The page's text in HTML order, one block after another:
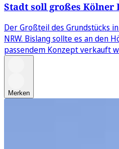
Stadt soll großes
Der Großteil des Grundstücks
NRW. Bislang sollte es an den
passendem Konzept verkauft
Merken